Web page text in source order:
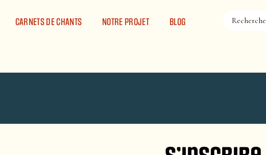
CARNETS DE CHANTS NOTRE PROJET BLOG